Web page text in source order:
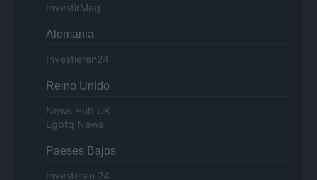
InvestirMag
Alemania
Investieren24
Reino Unido
News Hub UK
Lgbtq News
Paeses Bajos
Investeren 24